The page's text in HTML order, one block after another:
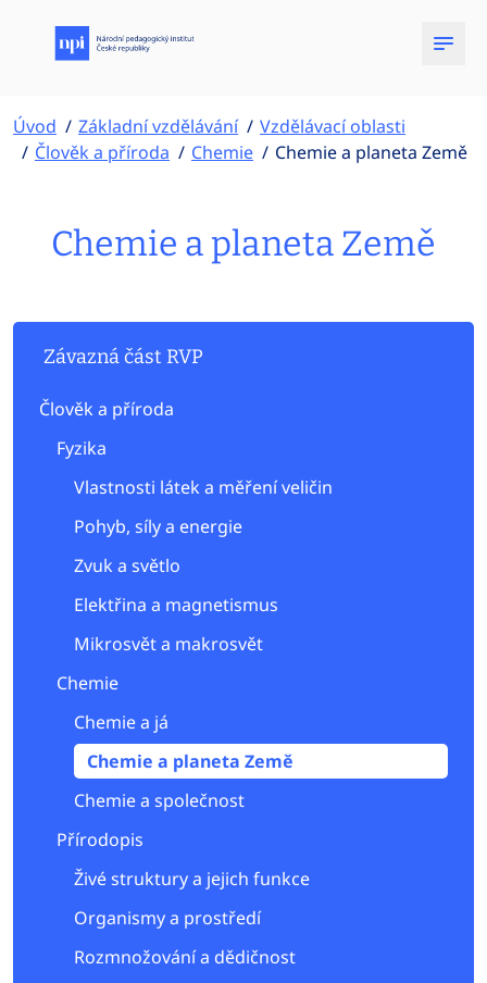
Úvod Základní vzdělávání
Vzdělávací oblasti
Člověk a příroda
Chemie Chemie a planeta Země
Chemie a planeta Země
Závazná část RVP
Člověk a příroda
Fyzika
Vlastnosti látek a měření veličin
Pohyb, síly a energie
Zvuk a světlo
Elektřina a magnetismus
Mikrosvět a makrosvět
Chemie
Chemie a já
Chemie a planeta Země
Chemie a společnost
Přírodopis
Živé struktury a jejich funkce
Organismy a prostředí
Rozmnožování a dědičnost